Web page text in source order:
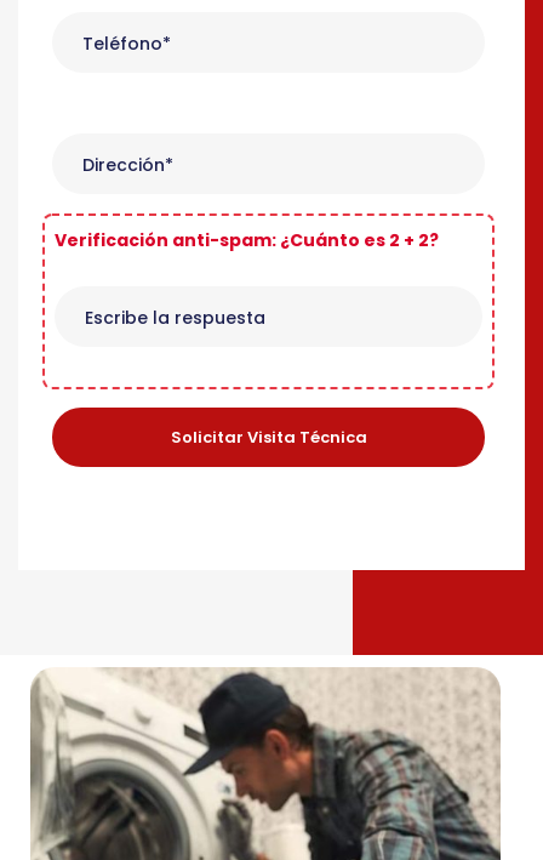
Verificación anti-spam: ¿Cuánto es 2 + 2?